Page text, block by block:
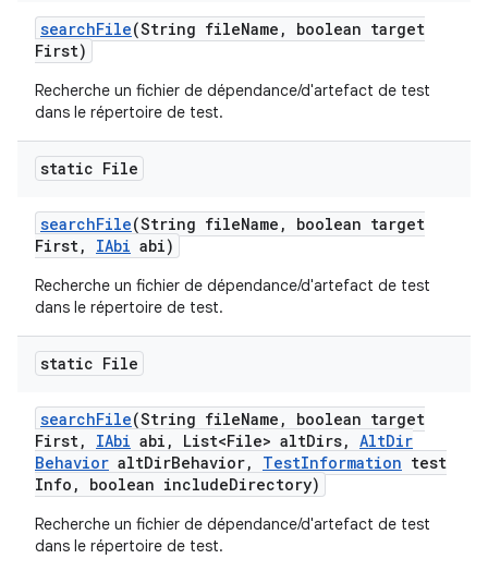
searchFile(String fileName ,
boolean target
First)
Recherche un fichier de dépendance/d'artefact de test
dans le répertoire de test.
static File
searchFile(String fileName ,
boolean target
First, IAbi abi)
Recherche un fichier de dépendance/d'artefact de test
dans le répertoire de test.
static File
searchFile(String fileName ,
boolean target
First, IAbi abi , List<File> altDirs, AltDir
Behavior altDirBehavior, TestInformation test
Info , boolean includeDirectory)
Recherche un fichier de dépendance/d'artefact de test
dans le répertoire de test.